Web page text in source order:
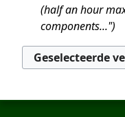
e
n
a
t
s
a
e
n
g
s
s
r
k
i
n
e
w
r
k
(half an hour
components..."